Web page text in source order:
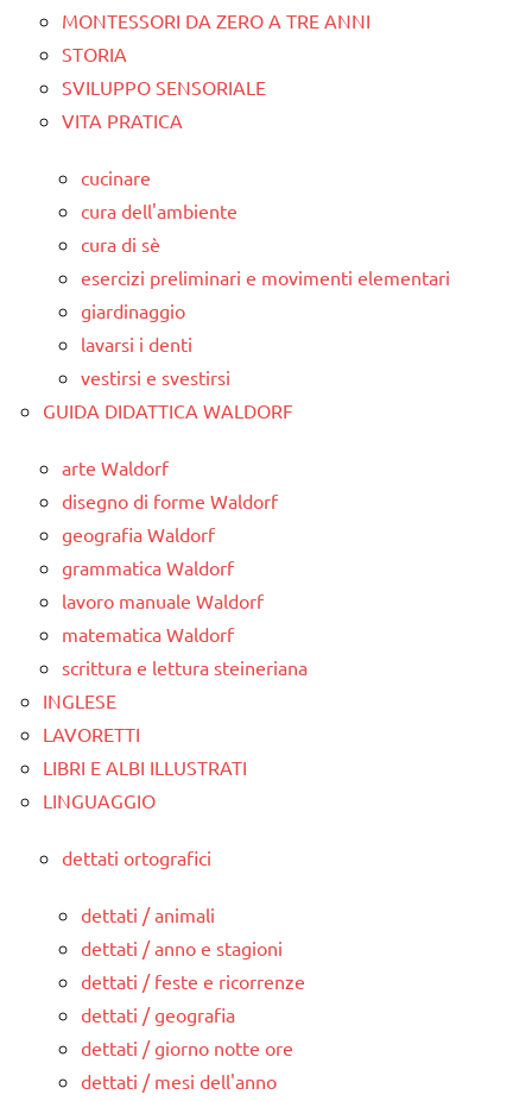
MONTESSORI DA ZERO A TRE ANNI
STORIA
SVILUPPO SENSORIALE
VITA PRATICA
cucinare
cura dell'ambiente
cura di sè
esercizi preliminari e movimenti elementari
giardinaggio
lavarsi i denti
vestirsi e svestirsi
GUIDA DIDATTICA WALDORF
arte Waldorf
disegno di forme Waldorf
geografia Waldorf
grammatica Waldorf
lavoro manuale Waldorf
matematica Waldorf
scrittura e lettura steineriana
INGLESE
LAVORETTI
LIBRI E ALBI ILLUSTRATI
LINGUAGGIO
dettati ortografici
dettati / animali
dettati / anno e stagioni
dettati / feste e ricorrenze
dettati / geografia
dettati / giorno notte ore
dettati / mesi dell'anno